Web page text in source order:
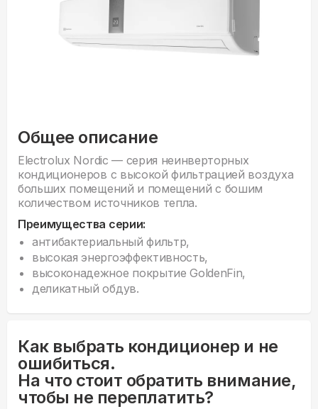
Общее описание
Electrolux Nordic — серия неинверторных
кондиционеров с высокой фильтрацией воздуха
больших помещений и помещений с бошим
количеством источников тепла.
Преимущества серии:
антибактериальный фильтр,
высокая энергоэффективность,
высоконадежное покрытие GoldenFin,
деликатный обдув.
Как выбрать кондиционер и не
ошибиться.
На что стоит обратить внимание,
чтобы не переплатить?